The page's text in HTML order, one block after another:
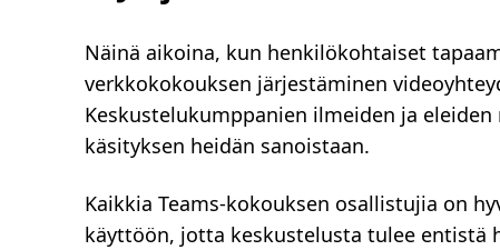
Näinä aikoina, kun henkilökohtaiset
verkkokokouksen järjestäminen
Keskustelukumppanien ilmeiden ja
käsityksen heidän sanoistaan.
Kaikkia Teams-kokouksen osallistujia on
käyttöön, jotta keskustelusta tulee entistä